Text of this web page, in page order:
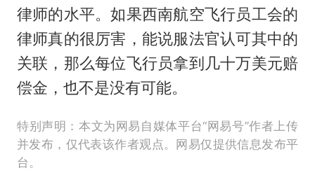
律师的水平。如果西南航空飞行员工会的
律师真的很厉害，能说服法官认可其中的
关联，那么每位飞行员拿到几十万美元赔
偿金，也不是没有可能。
特别声明：本文为网易自媒体平台“网易号”作者上传
并发布，仅代表该作者观点。网易仅提供信息发布平
台。